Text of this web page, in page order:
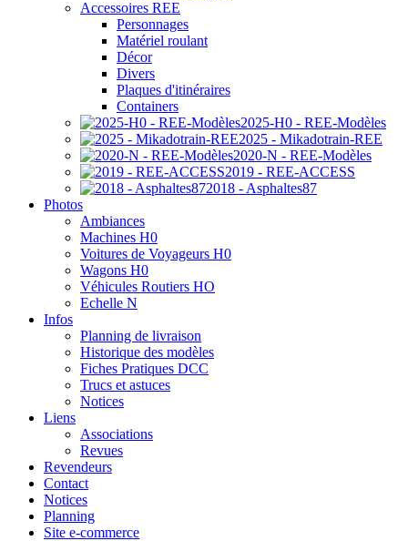
Accessoires REE
Personnages
Matériel roulant
Décor
Divers
Plaques d'itinéraires
Containers
2025-H0 - REE-Modèles
2025 - Mikadotrain-REE
2020-N - REE-Modèles
2019 - REE-ACCESS
2018 - Asphaltes87
Photos
Ambiances
Machines H0
Voitures de Voyageurs H0
Wagons H0
Véhicules Routiers HO
Echelle N
Infos
Planning de livraison
Historique des modèles
Fiches Pratiques DCC
Trucs et astuces
Notices
Liens
Associations
Revues
Revendeurs
Contact
Notices
Planning
Site e-commerce